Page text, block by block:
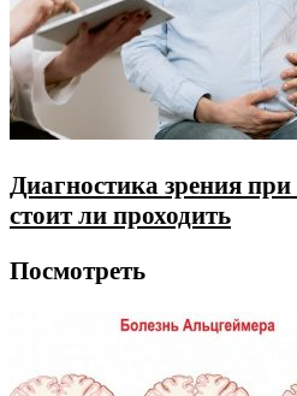
Диагностика зрения при
стоит ли проходить
Посмотреть